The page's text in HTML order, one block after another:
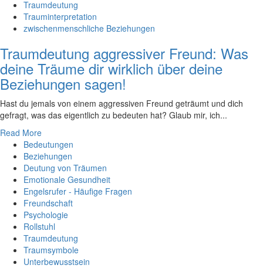
Traumdeutung
Trauminterpretation
zwischenmenschliche Beziehungen
Traumdeutung aggressiver Freund: Was
deine Träume dir wirklich über deine
Beziehungen sagen!
Hast du jemals von einem aggressiven Freund geträumt und dich
‌gefragt, ​was das eigentlich zu bedeuten hat? Glaub mir, ich...
Read More
Bedeutungen
Beziehungen
Deutung von Träumen
Emotionale Gesundheit
Engelsrufer - Häufige Fragen
Freundschaft
Psychologie
Rollstuhl
Traumdeutung
Traumsymbole
Unterbewusstsein